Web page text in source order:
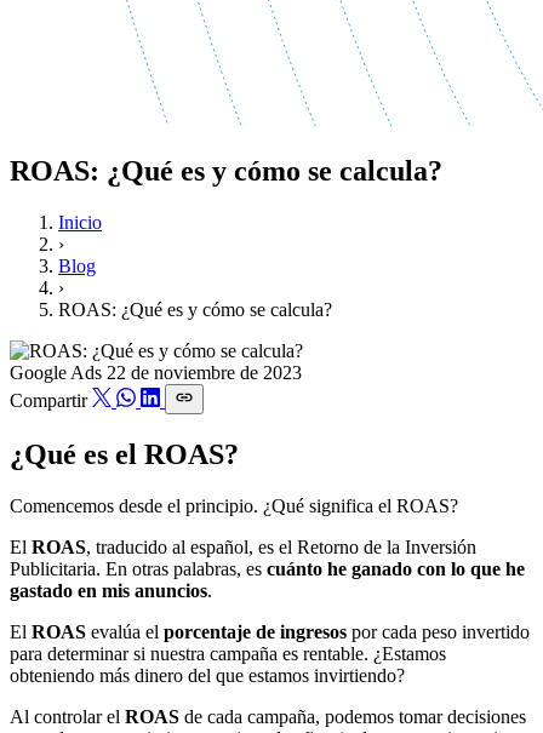
ROAS: ¿Qué es y cómo se calcula?
Inicio
›
Blog
›
ROAS: ¿Qué es y cómo se calcula?
Google Ads 22 de noviembre de 2023
Compartir
¿Qué es el ROAS?
Comencemos desde el principio. ¿Qué significa el ROAS?
El ROAS, traducido al español, es el Retorno de la Inversión
Publicitaria. En otras palabras, es cuánto he ganado con lo que he
gastado en mis anuncios.
El ROAS evalúa el porcentaje de ingresos por cada peso invertido
para determinar si nuestra campaña es rentable. ¿Estamos
obteniendo más dinero del que estamos invirtiendo?
Al controlar el ROAS de cada campaña, podemos tomar decisiones